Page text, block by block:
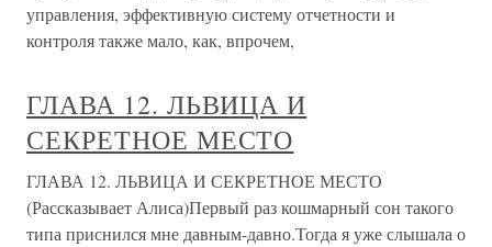
управления, эффективную систему отчетности и
контроля также мало, как, впрочем,
ГЛАВА 12. ЛЬВИЦА И
СЕКРЕТНОЕ МЕСТО
ГЛАВА 12. ЛЬВИЦА И СЕКРЕТНОЕ МЕСТО
(Рассказывает Алиса)Первый раз кошмарный сон такого
типа приснился мне давным-давно.Тогда я уже слышала о